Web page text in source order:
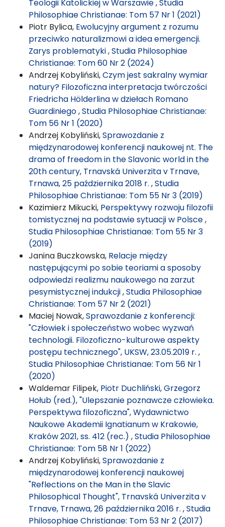
Teologii Katolickiej w Warszawie,Studia
Philosophiae Christianae: Tom 57 Nr 1 (2021)
Piotr Bylica, Ewolucyjny argument z rozumu
przeciwko naturalizmowi a idea emergencji.
Zarys problematyki,Studia Philosophiae
Christianae: Tom 60 Nr 2 (2024)
Andrzej Kobyliński,Czym jest sakralny wymiar
natury? Filozoficzna interpretacja twórczości
Friedricha Hölderlina w dziełach Romano
Guardiniego,Studia Philosophiae Christianae:
Tom 56 Nr 1 (2020)
Andrzej Kobyliński,Sprawozdanie z
międzynarodowej konferencji naukowej nt. The
drama of freedom in the Slavonic world in the
20th century, Trnavská Univerzita v Trnave,
Trnawa, 25 października 2018 r. ,Studia
Philosophiae Christianae: Tom 55 Nr 3 (2019)
Kazimierz Mikucki, Perspektywy rozwoju filozofii
tomistycznej na podstawie sytuacji w Polsce,
Studia Philosophiae Christianae: Tom 55 Nr 3
(2019)
Janina Buczkowska, Relacje między
następującymi po sobie teoriami a sposoby
odpowiedzi realizmu naukowego na zarzut
pesymistycznej indukcji,Studia Philosophiae
Christianae: Tom 57 Nr 2 (2021)
Maciej Nowak,Sprawozdanie z konferencji:
"Człowiek i społeczeństwo wobec wyzwań
technologii. Filozoficzno-kulturowe aspekty
postępu technicznego", UKSW, 23.05.2019 r. ,
Studia Philosophiae Christianae: Tom 56 Nr 1
(2020)
Waldemar Filipek, Piotr Duchliński, Grzegorz
Hołub (red.), "Ulepszanie poznawcze człowieka.
Perspektywa filozoficzna", Wydawnictwo
Naukowe Akademii Ignatianum w Krakowie,
Kraków 2021, ss. 412 (rec.) ,Studia Philosophiae
Christianae: Tom 58 Nr 1 (2022)
Andrzej Kobyliński,Sprawozdanie z
międzynarodowej konferencji naukowej
"Reflections on the Man in the Slavic
Philosophical Thought", Trnavská Univerzita v
Trnave, Trnawa, 26 października 2016 r. ,Studia
Philosophiae Christianae: Tom 53 Nr 2 (2017)